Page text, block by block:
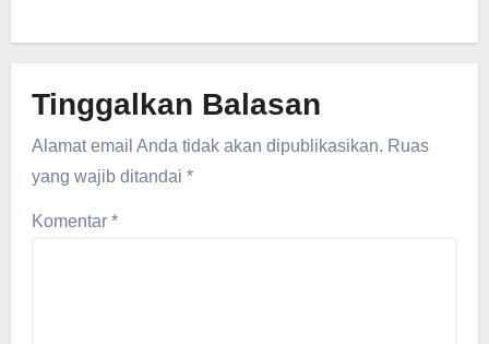
Tinggalkan Balasan
Alamat email Anda tidak akan dipublikasikan. Ruas
yang wajib ditandai*
Komentar*